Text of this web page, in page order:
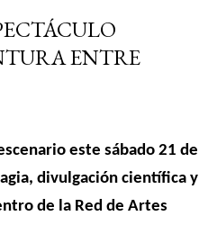
ENTRE
este sábado 21 de
divulgación científica y
de la Red de Artes